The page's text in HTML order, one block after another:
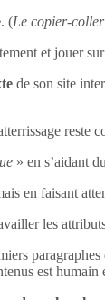
. (Le copier-
et jouer sur
de son site
reste
» en s’aidant
en faisant
les
est